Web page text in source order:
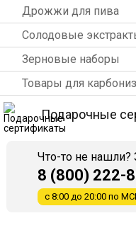
Дрожжи для пива
Солодовые
Зерновые наборы
Товары для
Подарочные
Что-то не нашли?
8 (800) 222-
с 8:00 до 20:00 по